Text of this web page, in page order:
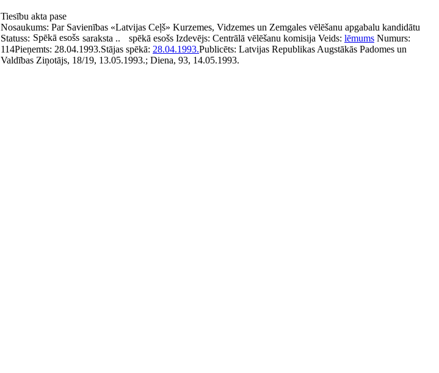
Tiesību akta pase
Nosaukums: Par Savienības «Latvijas Ceļš» Kurzemes, Vidzemes un Zemgales vēlēšanu apgabalu kandidātu
saraksta ..
Statuss: Spēkā esošs spēkā esošs Izdevējs: Centrālā vēlēšanu komisija Veids: lēmums Numurs:
114Pieņemts: 28.04.1993.Stājas spēkā: 28.04.1993.Publicēts: Latvijas Republikas Augstākās Padomes un
Valdības Ziņotājs, 18/19, 13.05.1993.; Diena, 93, 14.05.1993.